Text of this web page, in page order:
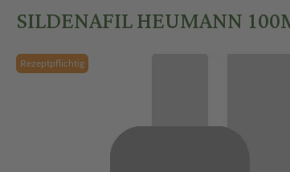
SILDENAFIL HEUMANN
Rezeptpflichtig